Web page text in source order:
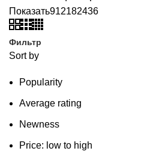
Показать912182436
Фильтр
Sort by
Popularity
Average rating
Newness
Price: low to high